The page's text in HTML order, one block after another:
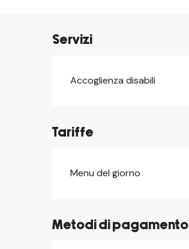
Servizi
Accoglienza disabili
Tariffe
Tariffe 2026
Menu del giorno
Metodi di pagamento